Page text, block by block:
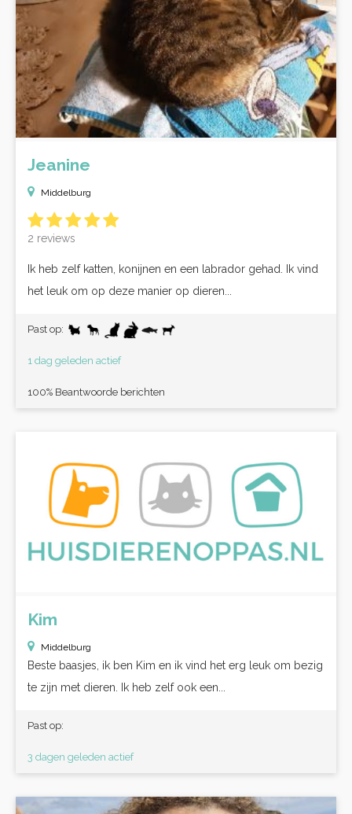
Jeanine
Middelburg
2 reviews
Ik heb zelf katten, konijnen en een labrador gehad. Ik vind
het leuk om op deze manier op dieren...
Past op:
1 dag geleden actief
100% Beantwoorde berichten
Kim
Middelburg
Beste baasjes, ik ben Kim en ik vind het erg leuk om bezig
te zijn met dieren. Ik heb zelf ook een...
Past op:
3 dagen geleden actief